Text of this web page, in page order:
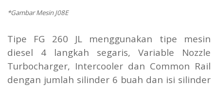
*Gambar Mesin J08E
Tipe FG 260 JL menggunakan tipe mesin
diesel 4 langkah segaris, Variable Nozzle
Turbocharger, Intercooler dan Common Rail
dengan jumlah silinder 6 buah dan isi silinder